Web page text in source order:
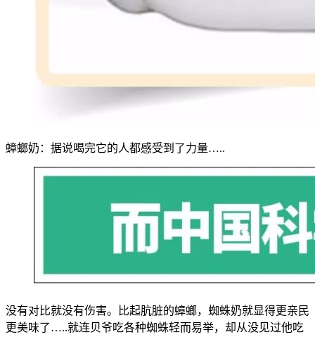
蟑螂奶：据说喝完它的人都感受到了力量…..
没有对比就没有伤害。比起肮脏的蟑螂，蜘蛛奶就显得更亲民
更美味了…..就连贝爷吃各种蜘蛛轻而易举，却从没见过他吃